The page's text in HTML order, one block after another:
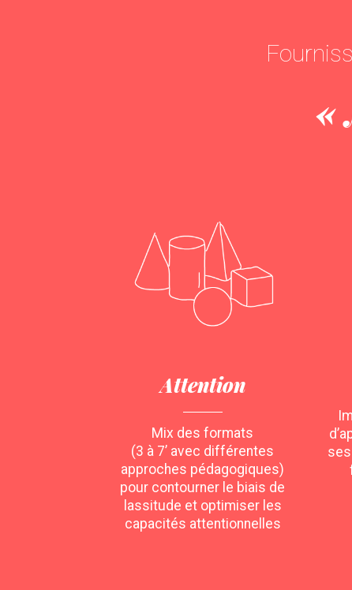
«
Attention
Mix des formats
(3 à 7’ avec différentes
approches pédagogiques)
pour contourner le biais de
lassitude et optimiser les
capacités attentionnelles